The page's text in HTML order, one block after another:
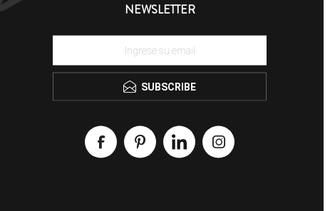
NEWSLETTER
SUBSCRIBE